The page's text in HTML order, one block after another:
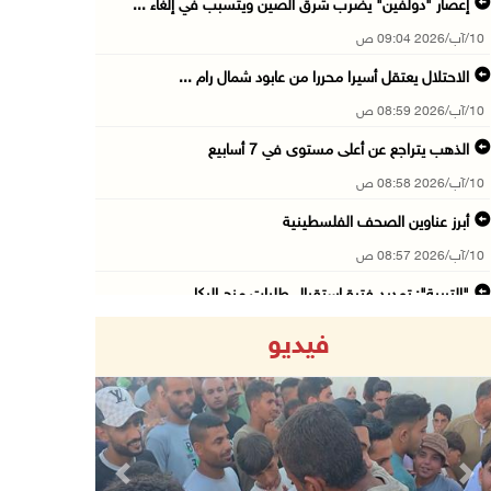
إعصار "دولفين" يضرب شرق الصين ويتسبب في إلغاء ...
10/آب/2026 09:04 ص
الاحتلال يعتقل أسيرا محررا من عابود شمال رام ...
10/آب/2026 08:59 ص
الذهب يتراجع عن أعلى مستوى في 7 أسابيع
10/آب/2026 08:58 ص
أبرز عناوين الصحف الفلسطينية
10/آب/2026 08:57 ص
"التربية": تمديد فترة استقبال طلبات منح البكا ...
10/آب/2026 08:52 ص
أوروبا الغربية تسجل أعلى حرارة صيفية في تاريخ ...
10/آب/2026 08:22 ص
فيديو
Previous Next